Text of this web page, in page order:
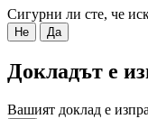
Сигурни ли сте, че
Не Да
Докладът е
Вашият доклад е